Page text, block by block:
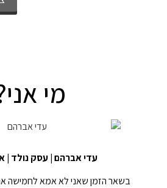
מי
עדי אברהם | עסק נולד |
בשאר הזמן שאני לא אמא לחמישה